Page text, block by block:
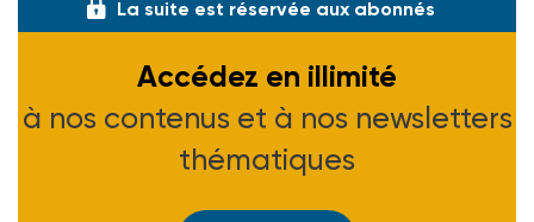
La suite est réservée aux abonnés
Accédez en illimité
à nos contenus et à nos newsletters
thématiques